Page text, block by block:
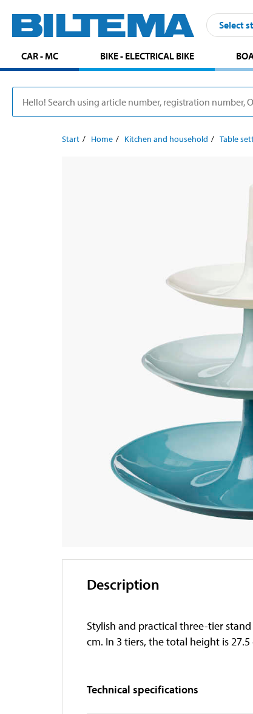
Select
CAR - MC BIKE - ELECTRICAL BIKE
Start Home Kitchen and household Table
Description
Stylish and practical three-tier
cm. In 3 tiers, the total height is 27.5
Technical specifications